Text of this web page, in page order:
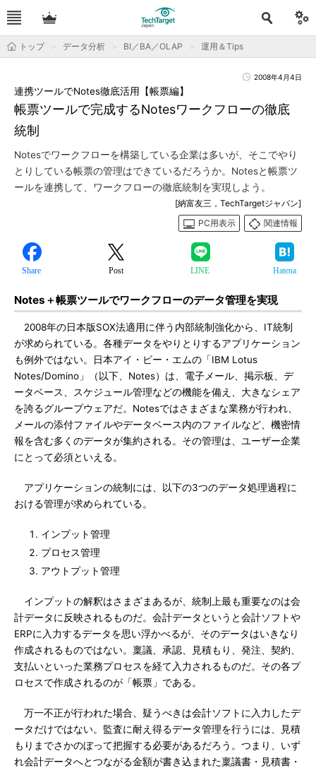
トップ データ分析 BI／BA／OLAP 運用＆Tips
2008年4月4日
帳票ツールで完成するNotesワークフローの徹底
統制
連携ツールでNotes徹底活用【帳票編】
Notesでワークフローを構築している企業は多いが、そこでやり
とりしている帳票の管理はできているだろうか。Notesと帳票ツ
ールを連携して、ワークフローの徹底統制を実現しよう。
[納富友三，TechTargetジャパン]
PC用表示
関連情報
Share Post LINE Hatena
Notes＋帳票ツールでワークフローのデータ管理を実現
2008年の日本版SOX法適用に伴う内部統制強化から、IT統制
が求められている。各種データをやりとりするアプリケーション
も例外ではない。日本アイ・ビー・エムの「IBM Lotus
Notes/Domino」（以下、Notes）は、電子メール、掲示板、デ
ータベース、スケジュール管理などの機能を備え、大きなシェア
を誇るグループウェアだ。Notesではさまざまな業務が行われ、
メールの添付ファイルやデータベース内のファイルなど、機密情
報を含む多くのデータが集約される。その管理は、ユーザー企業
にとって必須といえる。
アプリケーションの統制には、以下の3つのデータ処理過程に
おける管理が求められている。
インプット管理
プロセス管理
アウトプット管理
インプットの解釈はさまざまあるが、統制上最も重要なのは会
計データに反映されるものだ。会計データというと会計ソフトや
ERPに入力するデータを思い浮かべるが、そのデータはいきなり
作成されるものではない。稟議、承認、見積もり、発注、契約、
支払いといった業務プロセスを経て入力されるものだ。その各プ
ロセスで作成されるのが「帳票」である。
万一不正が行われた場合、疑うべきは会計ソフトに入力したデ
ータだけではない。監査に耐え得るデータ管理を行うには、見積
もりまでさかのぼって把握する必要があるだろう。つまり、いず
れ会計データへとつながる金額が書き込まれた稟議書・見積書・